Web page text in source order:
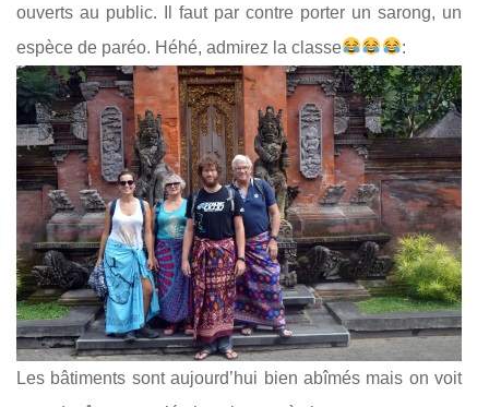
ouverts au public. Il faut par contre porter un sarong, un
espèce de paréo. Héhé, admirez la classe
:
Les bâtiments sont aujourd’hui bien abîmés mais on voit